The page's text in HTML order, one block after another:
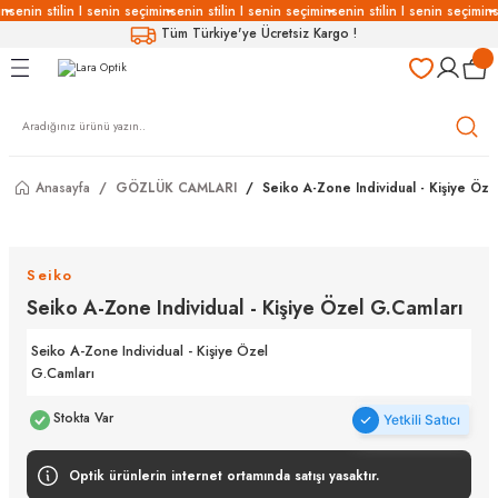
senin stilin I senin seçiminsenin stilin I senin seçiminsenin stilin I senin seçimin
Tüm Türkiye'ye Ücretsiz Kargo !
Geri Dön
Geri Dön
Geri Dön
Geri Dön
Anasayfa GÖZLÜK CAMLARI Seiko A-Zone Individual - Kişiye
Seiko
Seiko A-Zone Individual - Kişiye Özel G.Camları
Seiko A-Zone Individual - Kişiye Özel
G.Camları
Stokta Var Yetkili Satıcı
Optik ürünlerin internet ortamında satışı yasaktır.